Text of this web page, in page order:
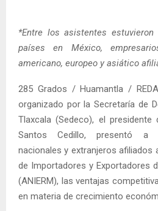
*Entre los asistentes estuvieron
países en México,
americano, europeo y asiático
285 Grados / Huamantla /
organizado por la Secretaría de
Tlaxcala (Sedeco), el presidente
Santos Cedillo, presentó a
nacionales y extranjeros afiliados
de Importadores y Exportadores
(ANIERM), las ventajas
en materia de crecimiento